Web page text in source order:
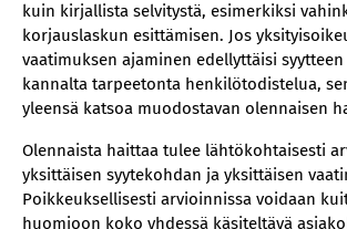
kuin kirjallista selvitystä, esimerkiksi
korjauslaskun esittämisen. Jos
vaatimuksen ajaminen edellyttäisi syytteen
kannalta tarpeetonta henkilötodistelua,
yleensä katsoa muodostavan olennaisen
Olennaista haittaa tulee lähtökohtaisesti
yksittäisen syytekohdan ja yksittäisen
Poikkeuksellisesti arvioinnissa voidaan
huomioon koko yhdessä käsiteltävä